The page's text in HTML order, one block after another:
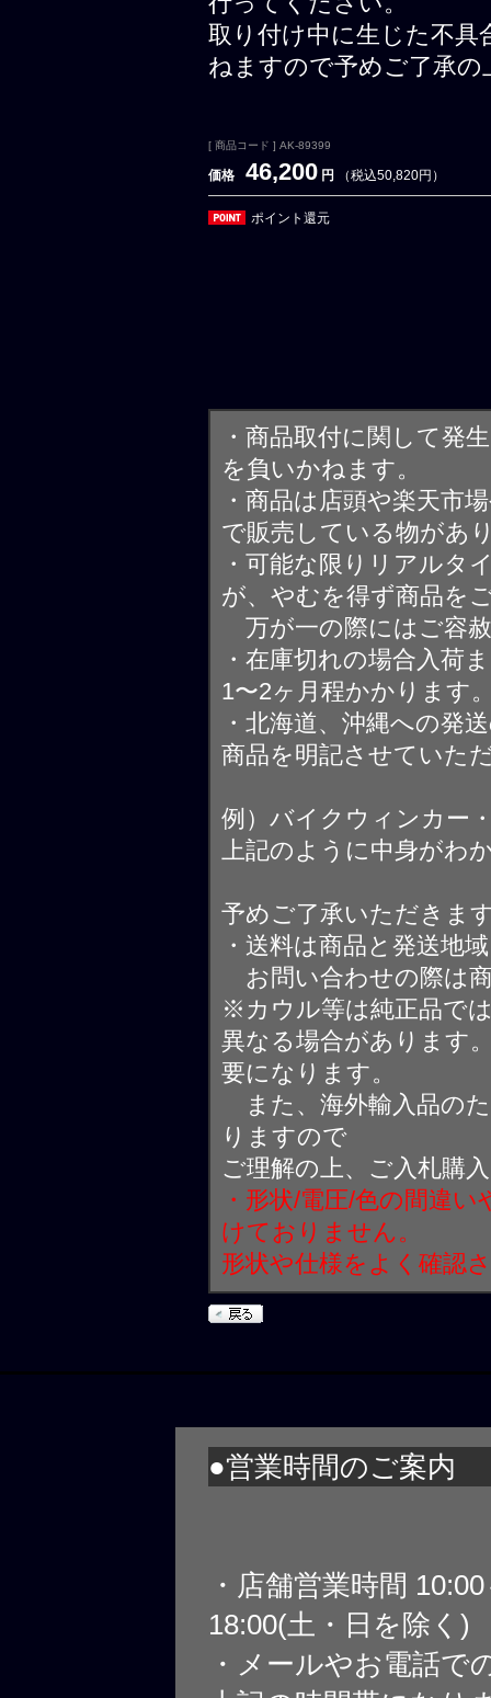
取り付け中に生じた不具
ねますので予めご了承
[ 商品コード ] AK-89399
価格 46,200 円 （税込50,820円）
ポイント還元
・商品取付に関して発
を負いかねます。
・商品は店頭や楽天市
で販売している物があ
・可能な限りリアルタ
が、やむを得ず商品を
万が一の際にはご容
・在庫切れの場合入荷
1〜2ヶ月程かかります
・北海道、沖縄への発
商品を明記させていた
例）バイクウィンカー
上記のように中身がわ
予めご了承いただきま
・送料は商品と発送地
お問い合わせの際は
※カウル等は純正品で
異なる場合があります
要になります。
また、海外輸入品の
りますので
ご理解の上、ご入札購
・形状/電圧/色の間違
けておりません。
形状や仕様をよく確認
●営業時間のご案内
・店舗営業時間
18:00(土・日を除く)
・メールやお電話で